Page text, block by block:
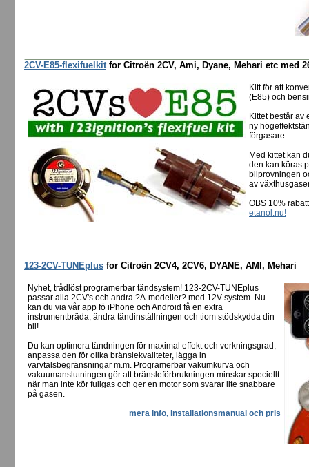
2CV-E85-flexifuelkitfor Citroën 2CV, Ami, Dyane, Mehari etc med
Kitt för att
(E85) och
Kittet består av
ny
förgasare.
Med kittet kan
den kan köras
bilprovningen
av
OBS 10%
etanol.nu!
123-2CV-TUNEplus for Citroën 2CV4, 2CV6, DYANE, AMI, Mehari
Nyhet, trådlöst programerbar tändsystem! 123-2CV-TUNEplus
passar alla 2CV's och andra ?A-modeller? med 12V system. Nu
kan du via vår app fö iPhone och Android få en extra
instrumentbräda, ändra tändinställningen och tiom stödskydda din
bil!
Du kan optimera tändningen för maximal effekt och verkningsgrad,
anpassa den för olika bränslekvaliteter, lägga in
varvtalsbegränsningar m.m. Programerbar vakumkurva och
vakuumanslutningen gör att bränsleförbrukningen minskar speciellt
när man inte kör fullgas och ger en motor som svarar lite snabbare
på gasen.
mera info, installationsmanual och pris